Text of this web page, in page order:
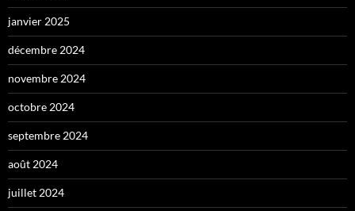
janvier 2025
décembre 2024
novembre 2024
octobre 2024
septembre 2024
août 2024
juillet 2024